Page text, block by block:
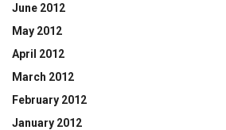
June 2012
May 2012
April 2012
March 2012
February 2012
January 2012